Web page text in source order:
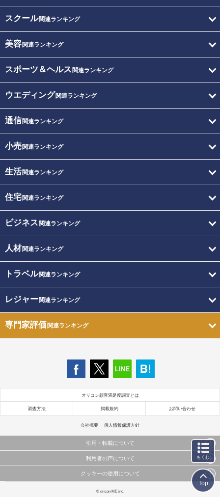
スクール関連ランキング
美容関連ランキング
スポーツ＆ヘルス 関連ランキング
ウエディング関連ランキング
通信関連ランキング
小売関連ランキング
生活関連ランキング
住宅関連ランキング
ビジネス 関連ランキング
人材関連ランキング
トラベル関連ランキング
レジャー関連ランキング
専門家評価関連ランキング
オリコン顧客満足度調査とは
調査方法 掲載規約 お問い合わせ
会社概要 個人情報保護方針
引用・転載について
当サイトで公開されている情報（文字、写真、イラスト、画像データ等）及びこれらの配置・
これらの情報を権利者の許可なく無断転載・複製などの二次利用を行うことは固く禁じており
利用者の声について
当サイトに掲載している内容はすべてサービスの利用者が提出された見解・感想です。
弊社の見解・ 意見ではないことをご理解いただいた上でご覧ください。
クッキーの使用について
このサイトでは Cookie を使用して、ユーザーに合わせたコンテンツや広告の表示、ソーシャル
© oricon ME inc.
もくじ
Top